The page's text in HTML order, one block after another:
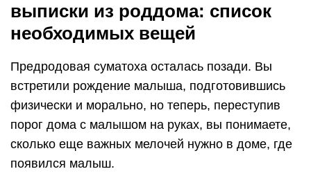
выписки из роддома: список
необходимых вещей
Предродовая суматоха осталась позади. Вы
встретили рождение малыша, подготовившись
физически и морально, но теперь, переступив
порог дома с малышом на руках, вы понимаете,
сколько еще важных мелочей нужно в доме, где
появился малыш.